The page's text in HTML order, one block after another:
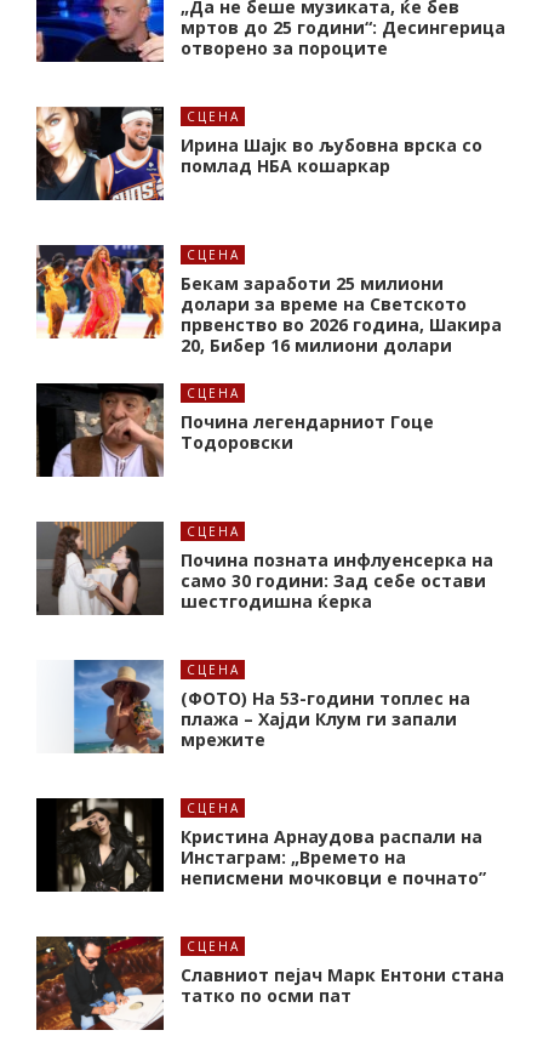
„Да не беше музиката, ќе бев
мртов до 25 години“: Десингерица
отворено за пороците
СЦЕНА
Ирина Шајк во љубовна врска со
помлад НБА кошаркар
СЦЕНА
Бекам заработи 25 милиони
долари за време на Светското
првенство во 2026 година, Шакира
20, Бибер 16 милиони долари
СЦЕНА
Почина легендарниот Гоце
Тодоровски
СЦЕНА
Почина позната инфлуенсерка на
само 30 години: Зад себе остави
шестгодишна ќерка
СЦЕНА
(ФОТО) На 53-години топлес на
плажа – Хајди Клум ги запали
мрежите
СЦЕНА
Кристина Арнаудова распали на
Инстаграм: „Времето на
неписмени мочковци е почнато”
СЦЕНА
Славниот пејач Марк Ентони стана
татко по осми пат